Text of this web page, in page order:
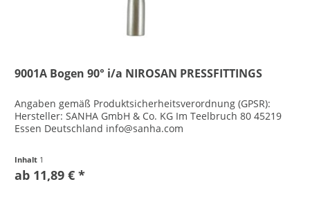
9001A Bogen 90° i/a NIROSAN PRESSFITTINGS
Angaben gemäß Produktsicherheitsverordnung (GPSR):
Hersteller: SANHA GmbH & Co. KG Im Teelbruch 80 45219
Essen Deutschland info@sanha.com
Inhalt 1
ab 11,89 € *